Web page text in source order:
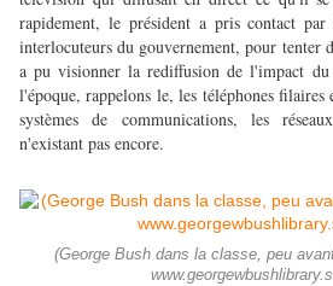
rapidement, le président a pris contact
interlocuteurs du gouvernement, pour tenter
a pu visionner la rediffusion de l'impact
l'époque, rappelons le, les téléphones
systèmes de communications, les
n'existant pas encore.
(George Bush dans la classe, peu